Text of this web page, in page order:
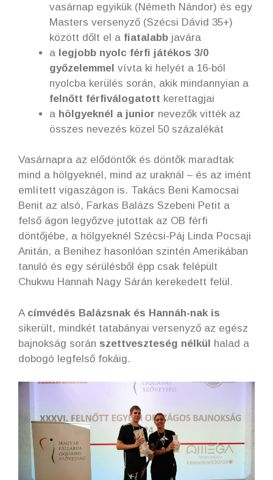
vasárnap egyikük (Németh Nándor) és egy
Masters versenyző (Szécsi Dávid 35+)
között dőlt el a fiatalabb javára
a legjobb nyolc férfi játékos 3/0
győzelemmel vívta ki helyét a 16-ból
nyolcba kerülés során, akik mindannyian a
felnőtt férfiválogatott kerettagjai
a hölgyeknél a junior nevezők vitték az
összes nevezés közel 50 százalékát
Vasárnapra az elődöntők és döntők maradtak
mind a hölgyeknél, mind az uraknál – és az imént
említett vigaszágon is. Takács Beni Kamocsai
Benit az alsó, Farkas Balázs Szebeni Petit a
felső ágon legyőzve jutottak az OB férfi
döntőjébe, a hölgyeknél Szécsi-Páj Linda Pocsaji
Anitán, a Benihez hasonlóan szintén Amerikában
tanuló és egy sérülésből épp csak felépült
Chukwu Hannah Nagy Sárán kerekedett felül.
A címvédés Balázsnak és Hannáh-nak is
sikerült, mindkét tatabányai versenyző az egész
bajnokság során szettveszteség nélkül halad a
dobogó legfelső fokáig.